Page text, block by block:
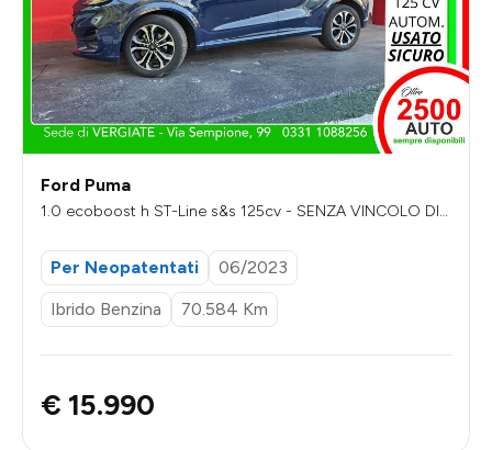
Ford Puma
1.0 ecoboost h ST-Line s&s 125cv - SENZA VINCOLO DI F
Per Neopatentati
06/2023
Ibrido Benzina
70.584 Km
€ 15.990